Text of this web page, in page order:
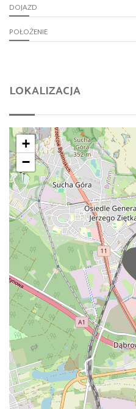
DOJAZD
POŁOŻENIE
LOKALIZACJA
+
−